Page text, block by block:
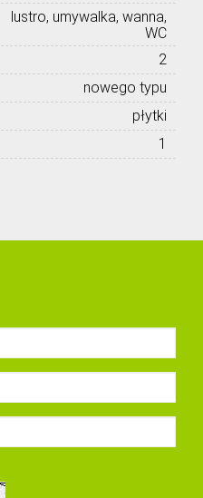
lustro, umywalka, wanna,
WC
2
nowego typu
płytki
1